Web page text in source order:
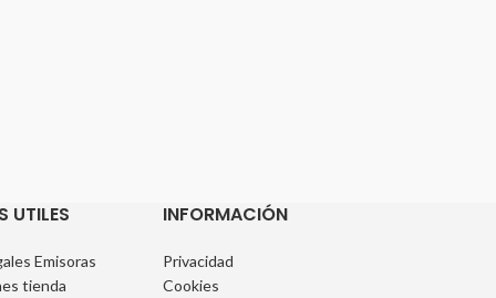
UTILES
Emisoras
tienda
INFORMACIÓN
Privacidad
Cookies